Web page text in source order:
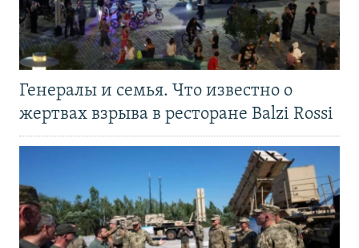
Генералы и семья. Что известно о
жертвах взрыва в ресторане Balzi Rossi